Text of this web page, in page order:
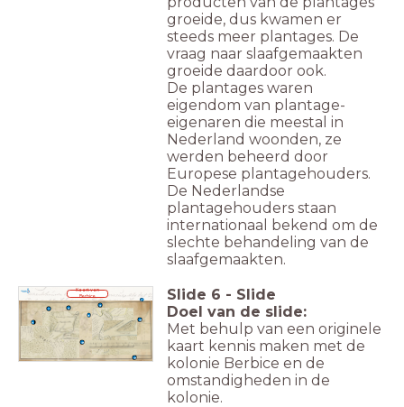
groeide, dus kwamen er
steeds meer plantages. De
vraag naar slaafgemaakten
groeide daardoor ook.
De plantages waren
eigendom van plantage-
eigenaren die meestal in
Nederland woonden, ze
werden beheerd door
Europese plantagehouders.
De Nederlandse
plantagehouders staan
internationaal bekend om de
slechte behandeling van de
slaafgemaakten.
Kaart van
Berbice
Slide 6 - Slide
Doel van de slide:
Met behulp van een originele
kaart kennis maken met de
kolonie Berbice en de
omstandigheden in de
kolonie.